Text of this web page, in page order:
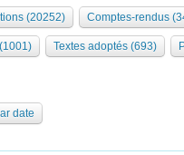
Bureau Collège des
(20252) Comptes-rendus
Textes adoptés (693)
date